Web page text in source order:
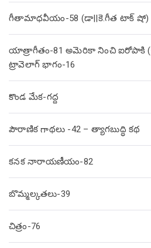
గీతామాధవీయం-58 (డా||కె.గీత టాక్ షో)
యాత్రాగీతం-81 అమెరికా నించి ఐరోపాకి
ట్రావెలాగ్ భాగం-16
కొండ మేక-గద్ద
పౌరాణిక గాథలు -42 – త్యాగబుద్ధి కథ
కనక నారాయణీయం-82
బొమ్మల్కతలు-39
చిత్రం-76